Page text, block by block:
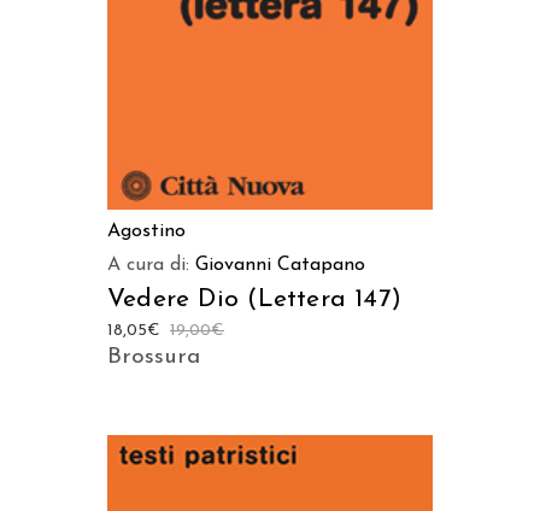
Agostino
A cura di: Giovanni Catapano
Vedere Dio (Lettera 147)
19,00€
18,05€
Brossura